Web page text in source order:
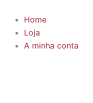
content
Home
Loja
A minha conta